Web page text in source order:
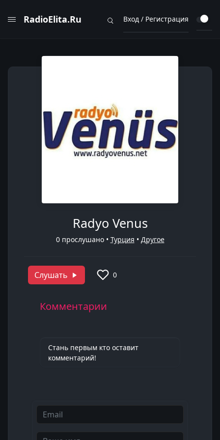
RadioElita.Ru Вход / Регистрация
Radyo Venus
0прослушано • Турция • Другое
Слушать 0
Комментарии
Стань первым кто оставит
комментарий!